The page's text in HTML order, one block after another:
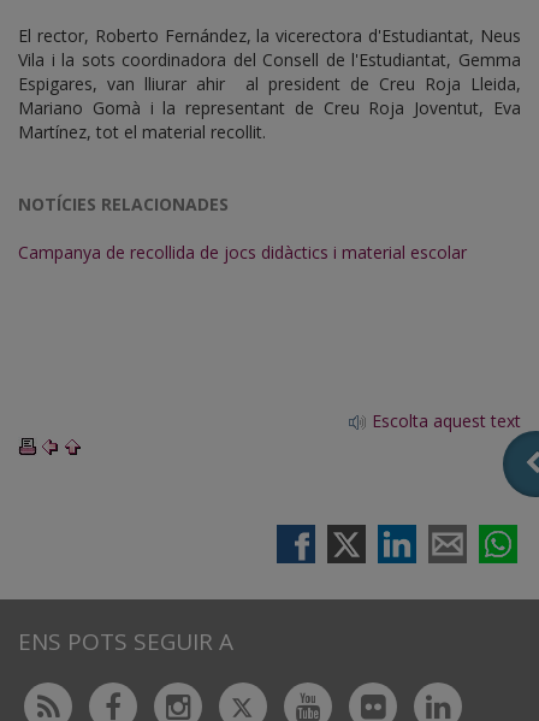
El rector, Roberto Fernández, la vicerectora d'Estudiantat, Neus
Vila i la sots coordinadora del Consell de l'Estudiantat, Gemma
Espigares, van lliurar ahir al president de Creu Roja Lleida,
Mariano Gomà i la representant de Creu Roja Joventut, Eva
Martínez, tot el material recollit.
NOTÍCIES RELACIONADES
Campanya de recollida de jocs didàctics i material escolar
Escolta aquest text
ENS POTS SEGUIR A
Rss FacebookInstagram
TwitterYoutubeFlickr